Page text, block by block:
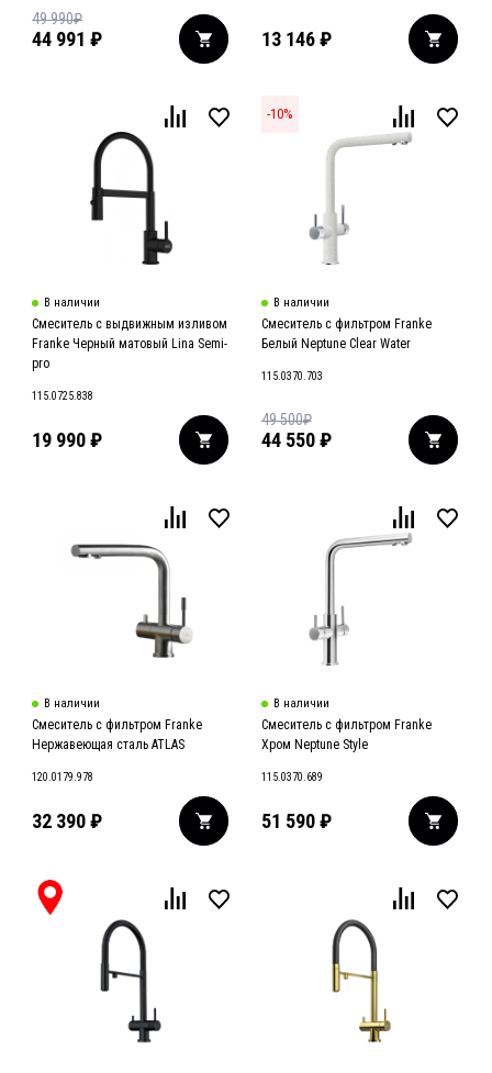
44 991 ₽
49 990₽
13 146 ₽
В наличии
Смеситель с выдвижным изливом
Franke Черный матовый Lina Semi-
pro
115.0725.838
19 990₽
-10%
В наличии
Смеситель с фильтром Franke
Белый Neptune Clear Water
115.0370.703
44 550 ₽
49 500₽
В наличии
Смеситель с фильтром Franke
Нержавеющая сталь ATLAS
120.0179.978
32 390₽
В наличии
Смеситель с фильтром Franke
Хром Neptune Style
115.0370.689
51 590 ₽